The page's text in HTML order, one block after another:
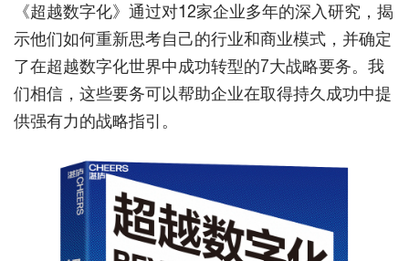
《超越数字化》通过对12家企业多年的深入研究，揭
示他们如何重新思考自己的行业和商业模式，并确定
了在超越数字化世界中成功转型的7大战略要务。我
们相信，这些要务可以帮助企业在取得持久成功中提
供强有力的战略指引。